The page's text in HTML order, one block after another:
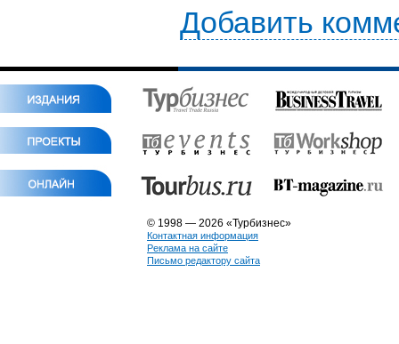
Добавить
© 1998 — 2026 «Турбизнес»
Контактная информация
Реклама на сайте
Письмо редактору сайта